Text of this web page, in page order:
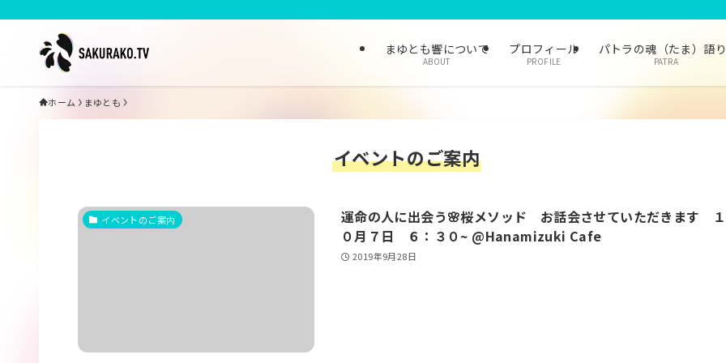
まゆとも響について
ABOUT
プロフィール
PROFILE
パトラの魂（たま）語
PATRA
ホーム まゆとも
イベントのご案内
イベントのご案内
運命の人に出会う🌸桜メソッド お話会させていただきます １
０月７日 ６：３０~ @Hanamizuki Cafe
2019年9月28日